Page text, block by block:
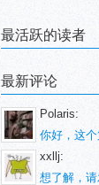
最活跃的读者
最新评论
Polaris:
你好，这
xxllj:
想了解，